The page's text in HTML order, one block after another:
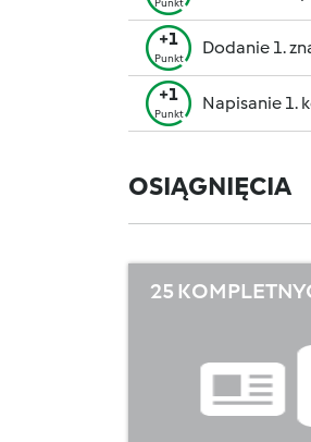
+1
Punkt
Dodanie 1.
+1
Punkt
Napisanie 1.
OSIĄGNIĘCIA
25